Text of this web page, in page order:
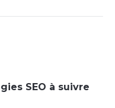
SEO à suivre